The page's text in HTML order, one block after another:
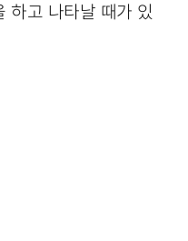
하고 나타날 때가 있